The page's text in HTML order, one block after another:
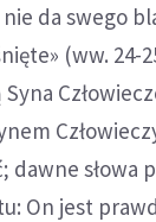
nie da swego
(ww.
dawne
On jest